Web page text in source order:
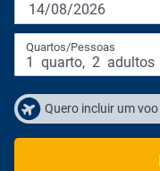
14/08/2026
Quartos/Pessoas
1 quarto, 2 adultos
Quero incluir um voo